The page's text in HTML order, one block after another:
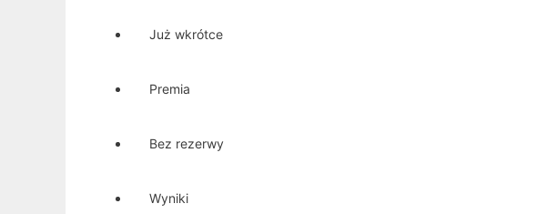
Już wkrótce
Premia
Bez rezerwy
Wyniki